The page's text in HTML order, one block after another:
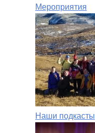
Мероприятия
Наши подкасты